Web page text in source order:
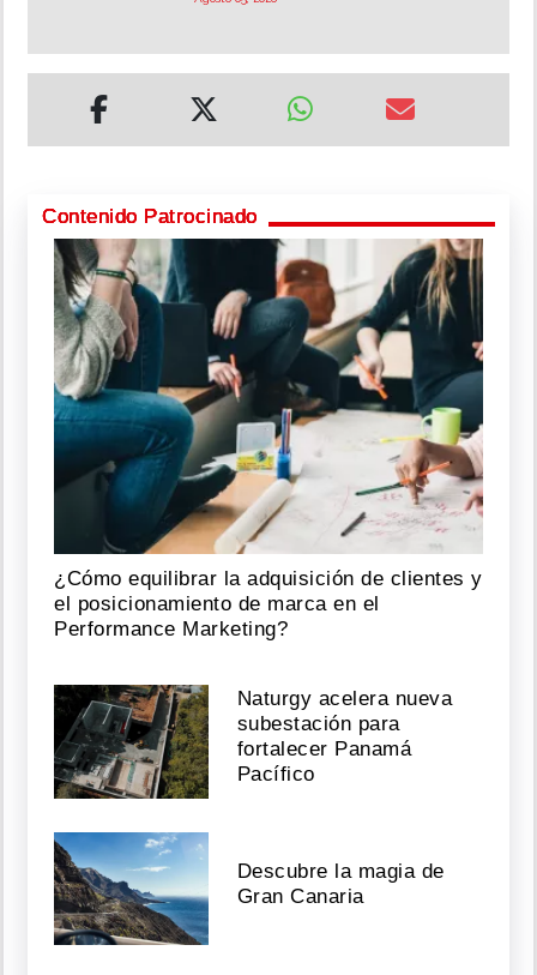
Contenido Patrocinado
¿Cómo equilibrar la adquisición de clientes y
el posicionamiento de marca en el
Performance Marketing?
Naturgy acelera nueva
subestación para
fortalecer Panamá
Pacífico
Descubre la magia de
Gran Canaria